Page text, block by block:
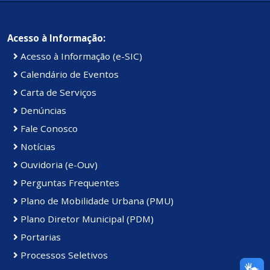
Acesso à Informação:
Acesso à Informação (e-SIC)
Calendário de Eventos
Carta de Serviços
Denúncias
Fale Conosco
Notícias
Ouvidoria (e-Ouv)
Perguntas Frequentes
Plano de Mobilidade Urbana (PMU)
Plano Diretor Municipal (PDM)
Portarias
Processos Seletivos